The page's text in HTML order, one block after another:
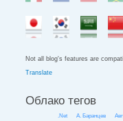
Not all blog's features are
Translate
Облако тегов
.Net А. Баранцев